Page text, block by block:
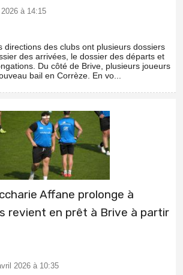
à 14:15
directions des clubs ont plusieurs dossiers
des arrivées, le dossier des départs et
Du côté de Brive, plusieurs joueurs
bail en Corrèze. En vo...
Affane prolonge à
revient en prêt à Brive à partir
2026 à 10:35